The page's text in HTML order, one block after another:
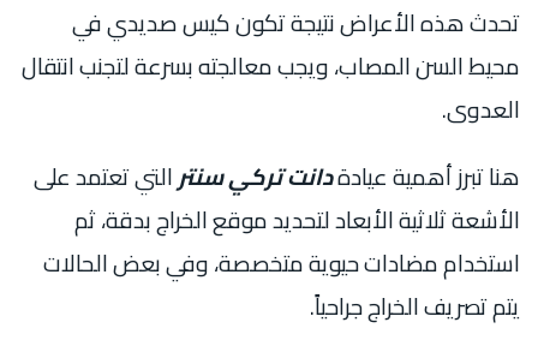
تحدث هذه الأعراض نتيجة تكون كيس صديدي في
محيط السن المصاب، ويجب معالجته بسرعة لتجنب انتقال
العدوى.
هنا تبرز أهمية عيادةدانت تركي سنترالتي تعتمد على
الأشعة ثلاثية الأبعاد لتحديد موقع الخراج بدقة، ثم
استخدام مضادات حيوية متخصصة، وفي بعض الحالات
يتم تصريف الخراج جراحياً.